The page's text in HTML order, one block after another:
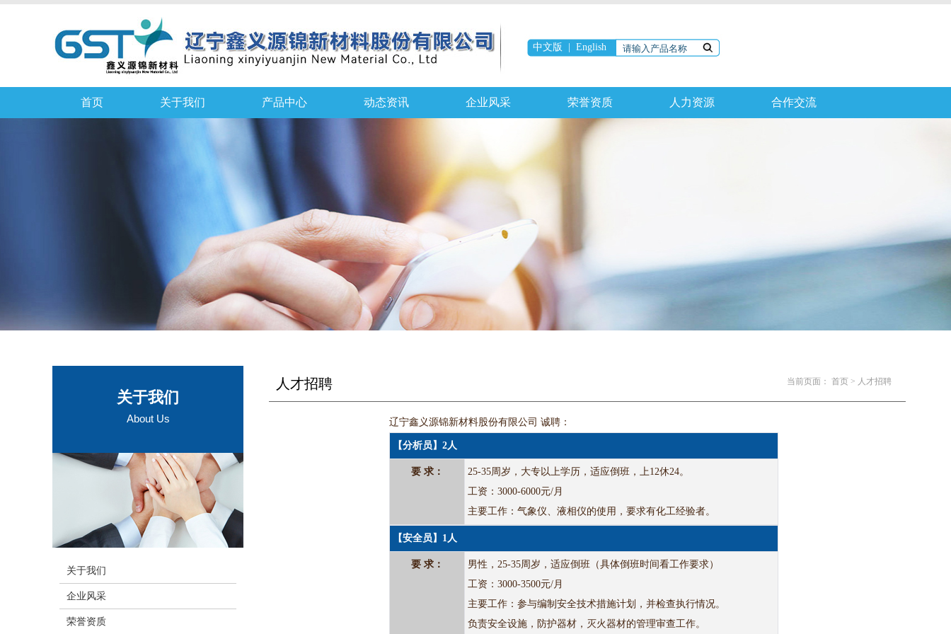
中文版 English
首页 关于我们 产品中心 动态资讯 企业风采 荣誉资质 人力资源 合作交流
关于我们
About Us
关于我们
企业风采
荣誉资质
人才招聘 当前页面： 首页 > 人才招聘
辽宁鑫义源锦新材料股份有限公司 诚聘：
【分析员】2人
要 求：
25-35周岁，大专以上学历，适应倒班，上12休24。
工资：3000-6000元/月
主要工作：气象仪、液相仪的使用，要求有化工经验者。
【安全员】1人
要 求：
男性，25-35周岁，适应倒班（具体倒班时间看工作要求）
工资：3000-3500元/月
主要工作：参与编制安全技术措施计划，并检查执行情况。
负责安全设施，防护器材，灭火器材的管理审查工作。